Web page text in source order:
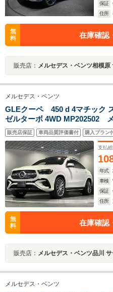
保証
住所
無
料
在庫確認
販売店： メルセデス・ベンツ相模
メルセデス・ベンツ
GLEクーペ 450 d 4マチック
ゼルターボ 4WD MP202502
販売店保証 車両品質評価書付 購入プラン
支払
年式
車検
保証
住所
無
料
在庫確認
販売店： メルセデス・ベンツ品川
メルセデス・ベンツ